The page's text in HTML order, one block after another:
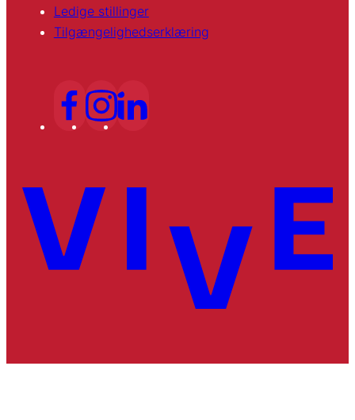
Ledige stillinger
Tilgængelighedserklæring